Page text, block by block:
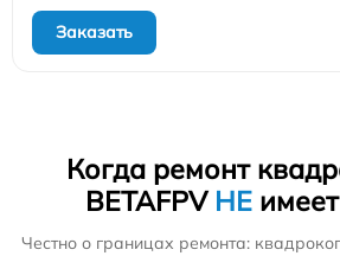
Заказать
Когда ремонт
BETAFPV НЕ
Честно о границах ремонта: